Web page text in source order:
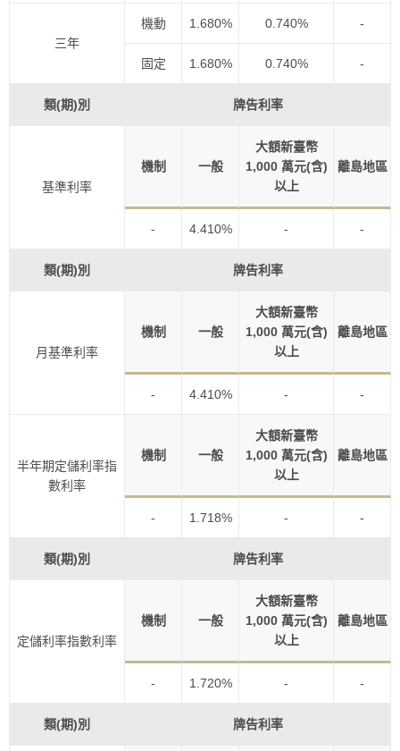
三年
機動 1.680% 0.740% -
固定 1.680% 0.740% -
類(期)別 牌告利率
基準利率
機制 一般
大額新臺幣
1,000 萬元(含)
以上
離島地區
- 4.410% - -
類(期)別 牌告利率
月基準利率
機制 一般
大額新臺幣
1,000 萬元(含)
以上
離島地區
- 4.410% - -
半年期定儲利率指
數利率
機制 一般
大額新臺幣
1,000 萬元(含)
以上
離島地區
- 1.718% - -
類(期)別 牌告利率
定儲利率指數利率
機制 一般
大額新臺幣
1,000 萬元(含)
以上
離島地區
- 1.720% - -
類(期)別 牌告利率